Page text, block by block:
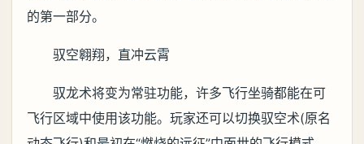
的第一部分。
驭空翱翔，直冲云霄
驭龙术将变为常驻功能，许多飞行坐骑都能在可
飞行区域中使用该功能。玩家还可以切换驭空术(原名